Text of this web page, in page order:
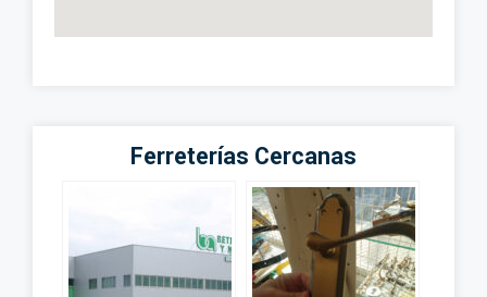
Ferreterías Cercanas